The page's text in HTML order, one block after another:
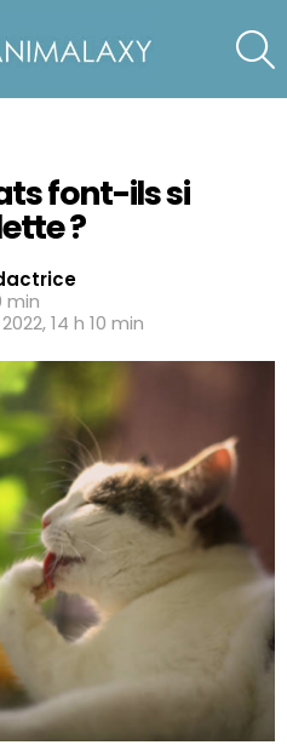
font-ils si
?
min
14 h 10 min